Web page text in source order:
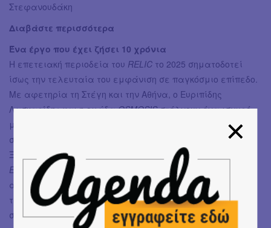
Στεφανουδάκη
Διαβάστε περισσότερα
Ένα έργο που έχει ζήσει 10 χρόνια
Η επετειακή περιοδεία του RELIC το 2025 σηματοδοτεί
ίσως την τελευταία του εμφάνιση σε παγκόσμιο επίπεδο.
Με αφετηρία τη Στέγη και την Αθήνα, ο Ευριπίδης
Λασκαρίδης και η ομάδαOSMOSISστέλνουν ένα ισχυρό
μήνυμα για την εξέλιξη και την επιτυχημένη πορεία τους
στην παγκόσμια σκηνή των παραστατικών τεχνών.
Ξεκινώντας με το
και συνεχίζοντας με τα
ELENIT, ΚΑΜΑΡΕΣ, TOURNE
LAPIS LAZULI,
αναδεικνύει τις καλλιτεχνικές αξίες του Λασκαρίδη και
της
OSMOSIS,ενώ παράλληλα εκπροσωπεί το ελληνικό
στοιχείο σε κορυφαίους διεθνείς θεσμούς και φεστιβάλ.